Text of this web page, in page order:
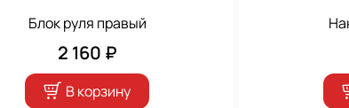
Блок руля правый
2 160 ₽
В корзину